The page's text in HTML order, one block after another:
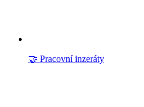
🤝 Pracovní inzeráty